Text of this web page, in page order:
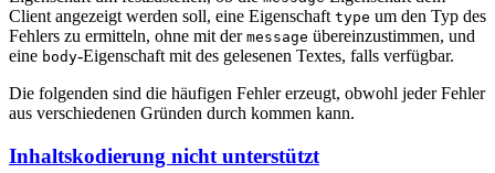
Client angezeigt werden soll, eine Eigenschaft type um den Typ des
Fehlers zu ermitteln, ohne mit der message übereinzustimmen, und
eine body-Eigenschaft mit des gelesenen Textes, falls verfügbar.
Die folgenden sind die häufigen Fehler erzeugt, obwohl jeder Fehler
aus verschiedenen Gründen durch kommen kann.
Inhaltskodierung nicht unterstützt